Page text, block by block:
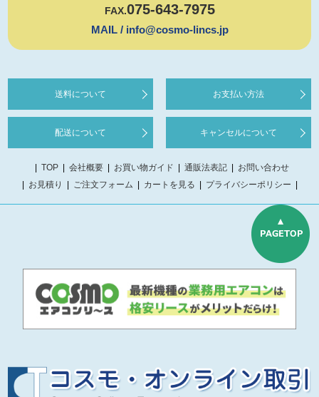
FAX.075-643-7975
MAIL / info@cosmo-lincs.jp
送料について お支払い方法
配送について キャンセルについて
TOP 会社概要 お買い物ガイド 通販法表記
お問い合わせ
お見積り
ご注文フォーム カートを見る プライバシーポリシー